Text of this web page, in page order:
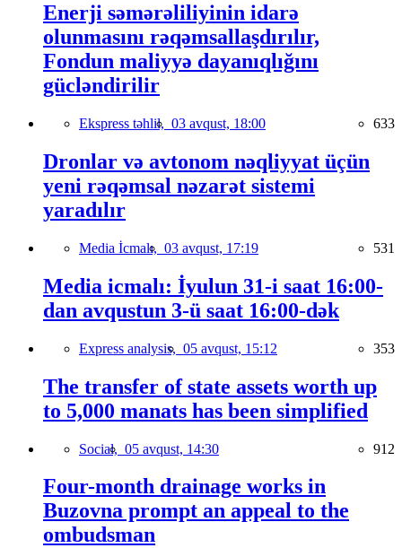
Enerji səmərəliliyinin idarə
olunmasını rəqəmsallaşdırılır,
Fondun maliyyə dayanıqlığını
gücləndirilir
Ekspress təhlil, 03 avqust, 18:00 633
Dronlar və avtonom nəqliyyat üçün
yeni rəqəmsal nəzarət sistemi
yaradılır
Media İcmalı, 03 avqust, 17:19 531
Media icmalı: İyulun 31-i saat 16:00-
dan avqustun 3-ü saat 16:00-dək
Express analysis, 05 avqust, 15:12 353
The transfer of state assets worth up
to 5,000 manats has been simplified
Social, 05 avqust, 14:30 912
Four-month drainage works in
Buzovna prompt an appeal to the
ombudsman